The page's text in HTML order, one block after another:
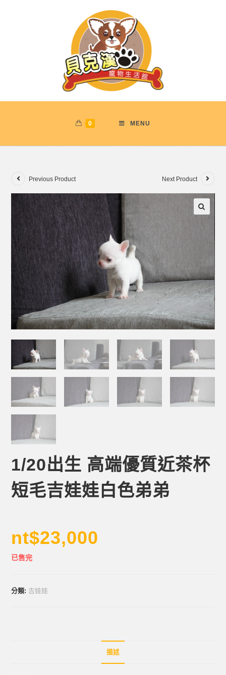
0 MENU
Previous Product Next Product
1/20出生 高端優質近茶杯
短毛吉娃娃白色弟弟
nt$23,000
已售完
分類: 吉娃娃
描述